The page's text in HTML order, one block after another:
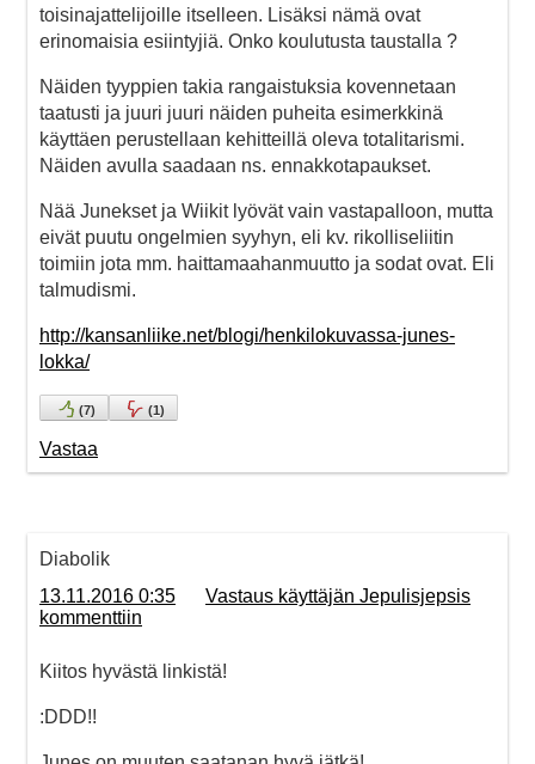
toisinajattelijoille itselleen. Lisäksi nämä ovat
erinomaisia esiintyjiä. Onko koulutusta taustalla ?
Näiden tyyppien takia rangaistuksia kovennetaan
taatusti ja juuri juuri näiden puheita esimerkkinä
käyttäen perustellaan kehitteillä oleva totalitarismi.
Näiden avulla saadaan ns. ennakkotapaukset.
Nää Junekset ja Wiikit lyövät vain vastapalloon, mutta
eivät puutu ongelmien syyhyn, eli kv. rikolliseliitin
toimiin jota mm. haittamaahanmuutto ja sodat ovat. Eli
talmudismi.
http://kansanliike.net/blogi/henkilokuvassa-junes-
lokka/
(7) (1)
Vastaa
Diabolik
13.11.2016 0:35
Vastaus käyttäjän Jepulisjepsis
kommenttiin
Kiitos hyvästä linkistä!
:DDD!!